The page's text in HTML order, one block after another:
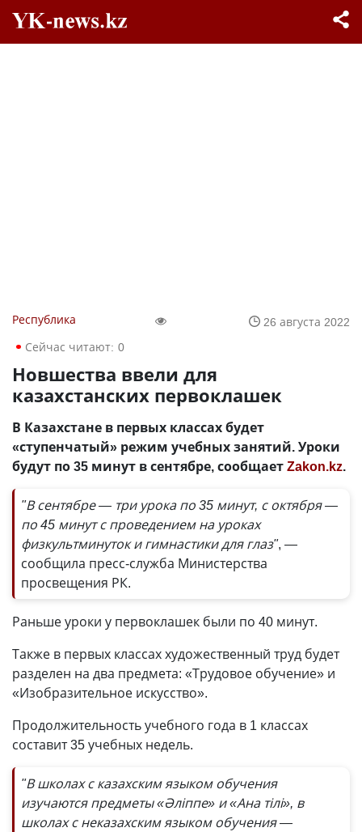
Республика
26 августа 2022
Сейчас читают: 0
Новшества ввели для
казахстанских первоклашек
В Казахстане в первых классах будет
«ступенчатый» режим учебных занятий. Уроки
будут по 35 минут в сентябре, сообщаетZakon.kz.
"В сентябре — три урока по 35 минут, с октября —
по 45 минут с проведением на уроках
физкультминуток и гимнастики для глаз", —
сообщила пресс-служба Министерства
просвещения РК.
Раньше уроки у первоклашек были по 40 минут.
Также в первых классах художественный труд будет
разделен на два предмета: «Трудовое обучение» и
«Изобразительное искусство».
Продолжительность учебного года в 1 классах
составит 35 учебных недель.
"В школах с казахским языком обучения
изучаются предметы «Әліппе» и «Ана тілі», в
школах с неказахским языком обучения —